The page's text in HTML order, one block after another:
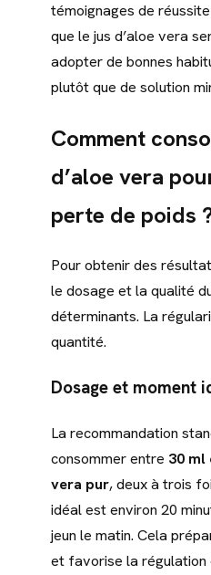
témoignages de
que le jus d’aloe vera
adopter de bonnes
plutôt que de solution
Comment
d’aloe vera
perte de poids
Pour obtenir des
le dosage et la qualité
déterminants. La
quantité.
Dosage et moment
La recommandation
consommer entre 30 ml
vera pur, deux à trois
idéal est environ 20
jeun le matin. Cela
et favorise la régulation